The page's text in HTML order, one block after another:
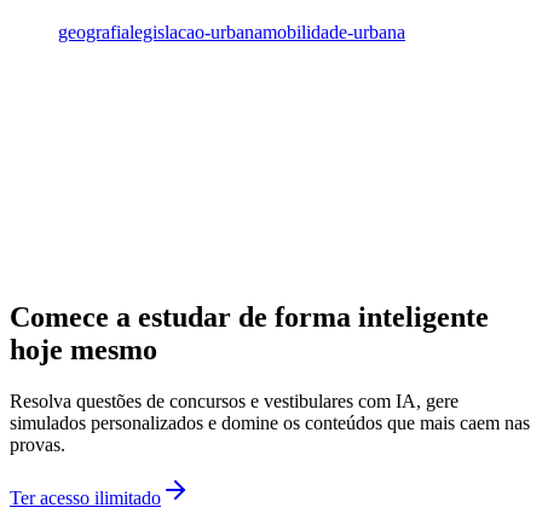
geografialegislacao-urbanamobilidade-urbana
Comece a estudar de forma inteligente
hoje mesmo
Resolva questões de concursos e vestibulares com IA, gere
simulados personalizados e domine os conteúdos que mais caem nas
provas.
Ter acesso ilimitado